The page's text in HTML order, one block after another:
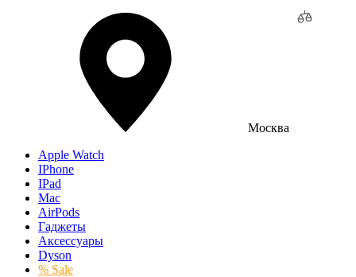
Москва
Apple Watch
IPhone
IPad
Mac
AirPods
Гаджеты
Аксессуары
Dyson
% Sale